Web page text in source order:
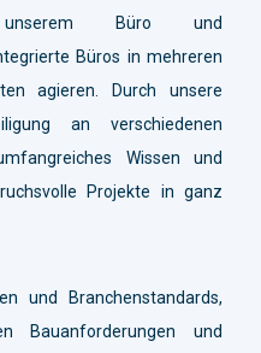
Büro und
Büros in mehreren
agieren. Durch unsere
an verschiedenen
Wissen und
Projekte in ganz
und Branchenstandards,
Bauanforderungen und